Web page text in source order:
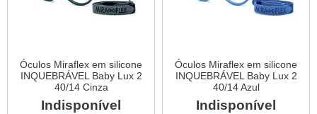
Óculos Miraflex em silicone
INQUEBRÁVEL Baby Lux 2
40/14 Cinza
Indisponível
Óculos Miraflex em silicone
INQUEBRÁVEL Baby Lux 2
40/14 Azul
Indisponível